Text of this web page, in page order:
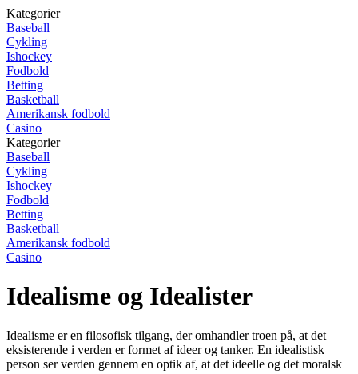
Kategorier
Baseball
Cykling
Ishockey
Fodbold
Betting
Basketball
Amerikansk fodbold
Casino
Kategorier
Baseball
Cykling
Ishockey
Fodbold
Betting
Basketball
Amerikansk fodbold
Casino
Idealisme og Idealister
Idealisme er en filosofisk tilgang, der omhandler troen på, at det
eksisterende i verden er formet af ideer og tanker. En idealistisk
person ser verden gennem en optik af, at det ideelle og det moralsk